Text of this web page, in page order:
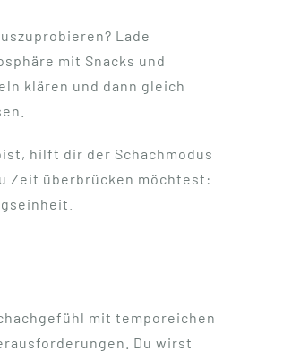
Lade
mit Snacks und
klären und dann gleich
hilft dir der Schachmodus
Zeit überbrücken möchtest:
mit temporeichen
Du wirst